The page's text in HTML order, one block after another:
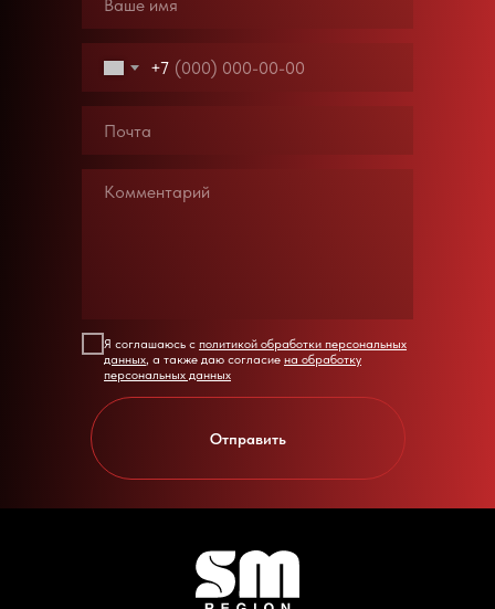
+7
Я соглашаюсь с политикой обработки персональных
данных, а также даю согласие на обработку
персональных данных
Отправить